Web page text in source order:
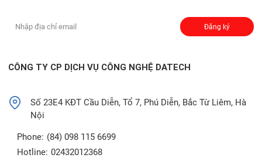
Đăng ký
CÔNG TY CP DỊCH VỤ CÔNG NGHỆ DATECH
Số 23E4 KĐT Cầu Diễn, Tổ 7, Phú Diễn, Bắc Từ Liêm, Hà
Nội
Phone: (84) 098 115 6699
Hotline: 02432012368